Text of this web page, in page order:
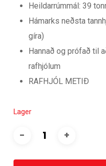
Heildarrúmmál: 39
Hámarks neðsta
gíra)
Hannað og prófað til
rafhjólum
RAFHJÓL METIÐ
Lager